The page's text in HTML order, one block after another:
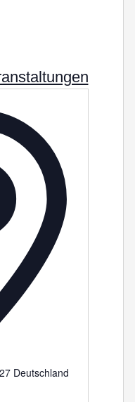
Deutschland